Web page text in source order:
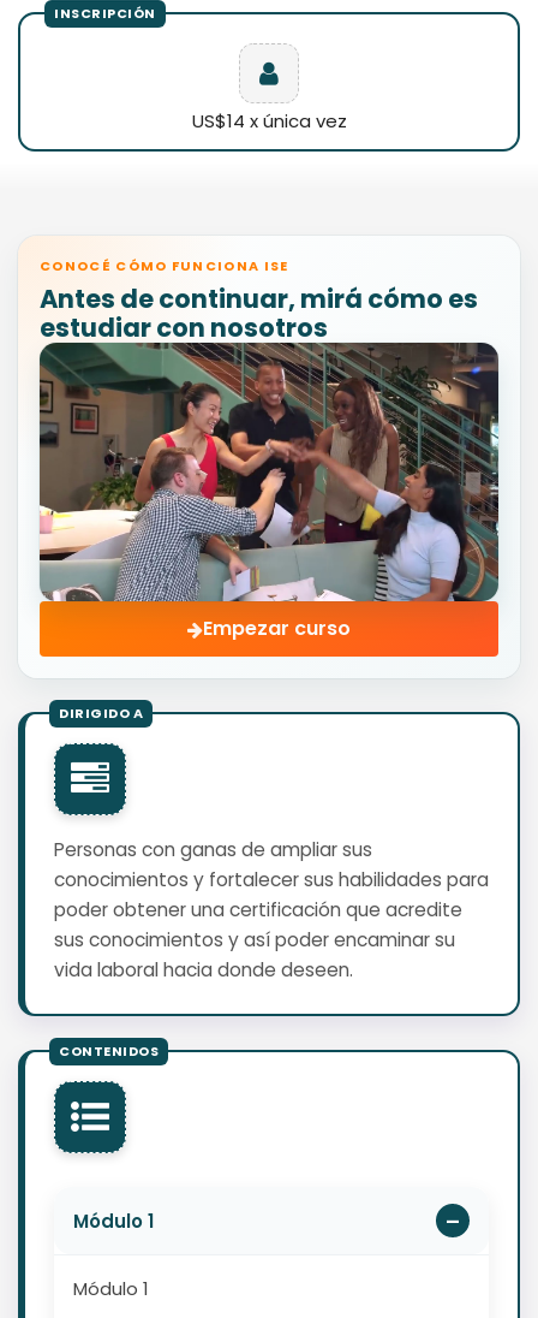
US$14 x única vez
CONOCÉ CÓMO FUNCIONA ISE
Antes de continuar, mirá cómo es
estudiar con nosotros
Empezar curso
Personas con ganas de ampliar sus
conocimientos y fortalecer sus habilidades para
poder obtener una certificación que acredite
sus conocimientos y así poder encaminar su
vida laboral hacia donde deseen.
Módulo 1
Módulo 1